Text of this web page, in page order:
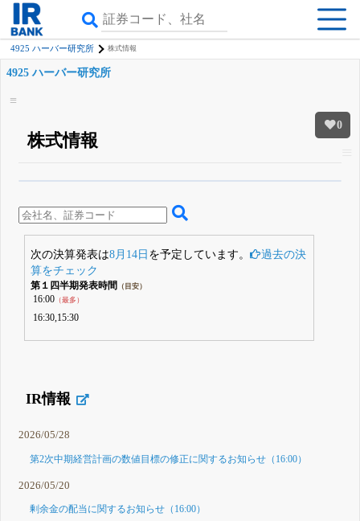
4925 ハーバー研究所 株式情報
0
4925 ハーバー研究所
株式情報
詳しく見られる無料でβ版をはじめる
登録すると永久30%OFFと米株版の先行利用も付きます
次の決算発表は8月14日 を予定しています。
過去の決
算をチェック
第１四半期発表時間 （目安）
16:00（最多）
16:30,15:30
IR情報
2026/05/28
第2次中期経営計画の数値目標の修正に関するお知らせ（16:00）
2026/05/20
剰余金の配当に関するお知らせ（16:00）